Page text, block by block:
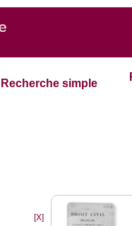
Recherche simple
[X]